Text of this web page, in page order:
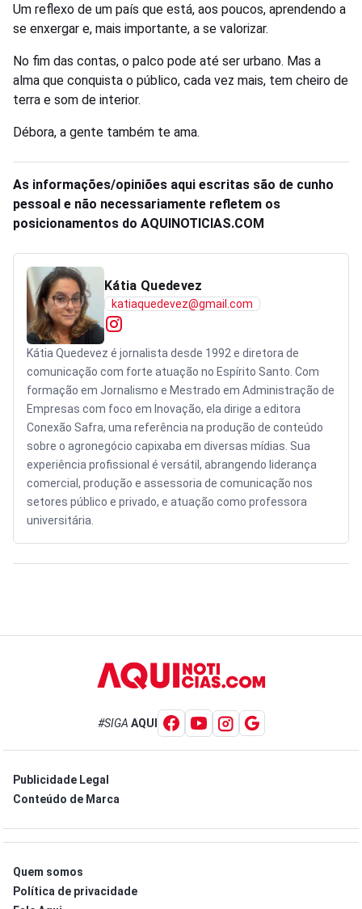
Um reflexo de um país que está, aos poucos, aprendendo a
se enxergar e, mais importante, a se valorizar.
No fim das contas, o palco pode até ser urbano. Mas a
alma que conquista o público, cada vez mais, tem cheiro de
terra e som de interior.
Débora, a gente também te ama.
As informações/opiniões aqui escritas são de cunho
pessoal e não necessariamente refletem os
posicionamentos do AQUINOTICIAS.COM
Kátia Quedevez
katiaquedevez@gmail.com
Kátia Quedevez é jornalista desde 1992 e diretora de
comunicação com forte atuação no Espírito Santo. Com
formação em Jornalismo e Mestrado em Administração de
Empresas com foco em Inovação, ela dirige a editora
Conexão Safra, uma referência na produção de conteúdo
sobre o agronegócio capixaba em diversas mídias. Sua
experiência profissional é versátil, abrangendo liderança
comercial, produção e assessoria de comunicação nos
setores público e privado, e atuação como professora
universitária.
#SIGA AQUI
Publicidade Legal
Conteúdo de Marca
Quem somos
Política de privacidade